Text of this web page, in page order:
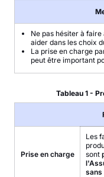
Ne pas hésiter à
aider dans les choix
La prise en charge
peut être important
Tableau 1 -
Prise en charge
Les
sont
sans